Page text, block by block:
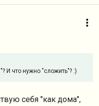
И что нужно "сложить"? :)
себя "как дома",